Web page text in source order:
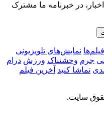
در خبرنامه ما مشترک
فیلم‌ها نمایش‌های تلویزیونی
جرم وحشتناک ورزش درام
تماشا کنید آخرین فیلم
سایت.